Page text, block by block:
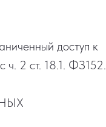
доступ к
ч. 2 ст. 18.1. ФЗ152.